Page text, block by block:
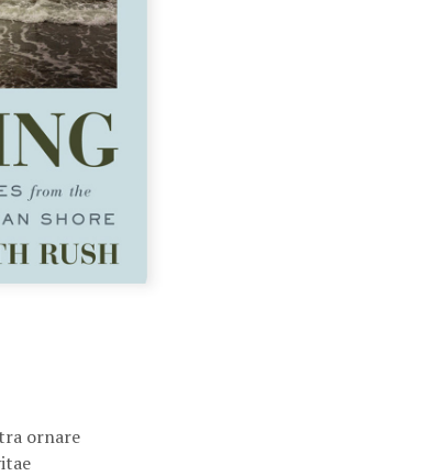
ornare